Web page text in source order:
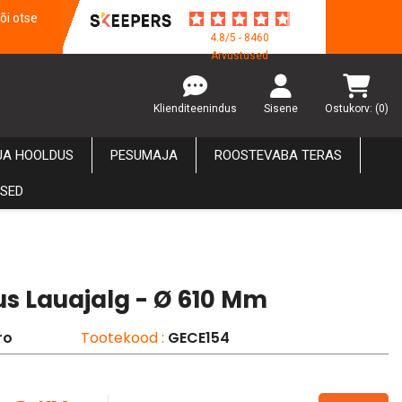
otse
4.8/5 - 8460
Arvustused
Klienditeenindus Sisene Ostukorv: (0)
HOOLDUS PESUMAJA ROOSTEVABA TERAS
Lauajalg - Ø 610 Mm
Tootekood : GECE154